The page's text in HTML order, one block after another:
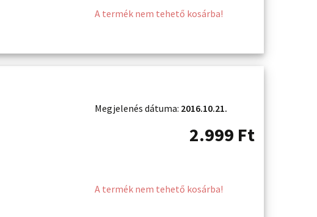
A termék nem tehető kosárba!
Megjelenés dátuma: 2016.10.21.
2.999 Ft
A termék nem tehető kosárba!